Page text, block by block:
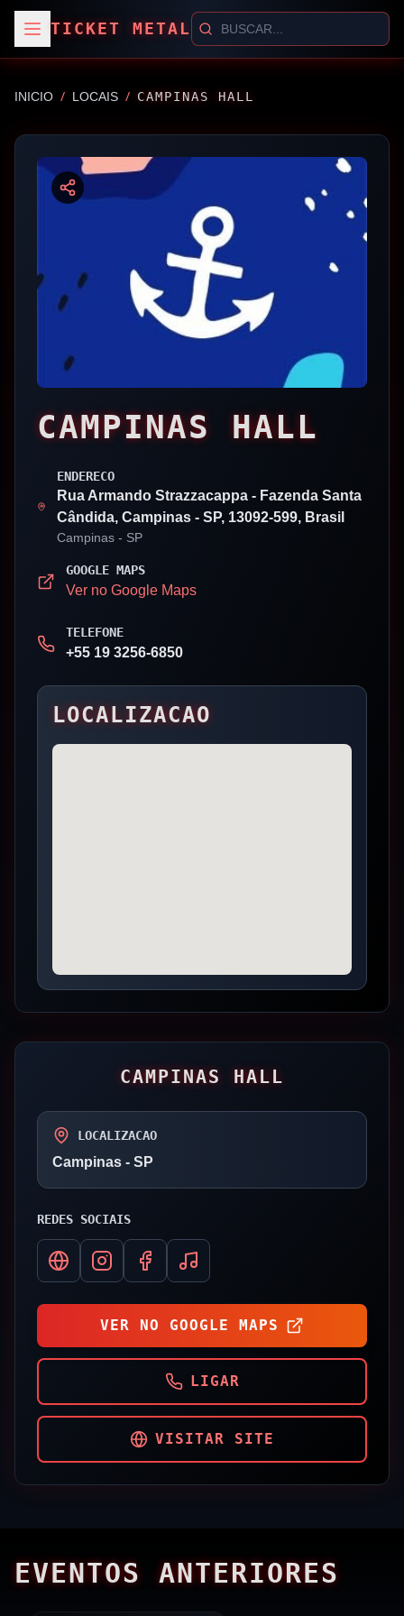
TICKET METAL
INICIO / LOCAIS / CAMPINAS HALL
CAMPINAS HALL
ENDERECO
Rua Armando Strazzacappa - Fazenda Santa
Cândida, Campinas - SP, 13092-599, Brasil
Campinas - SP
GOOGLE MAPS
Ver no Google Maps
TELEFONE
+55 19 3256-6850
LOCALIZACAO
CAMPINAS HALL
LOCALIZACAO
Campinas - SP
REDES SOCIAIS
VER NO GOOGLE MAPS
LIGAR
VISITAR SITE
EVENTOS ANTERIORES